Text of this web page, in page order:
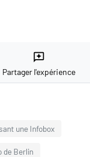
reviews
Partager l'expérience
une Infobox
de Berlin